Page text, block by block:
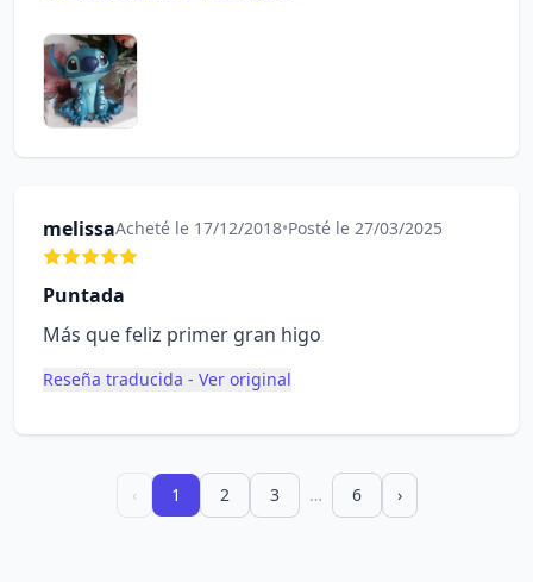
melissaAcheté le 17/12/2018•Posté le 27/03/2025
Puntada
Más que feliz primer gran higo
Reseña traducida - Ver original
‹ 1 2 3 … 6 ›